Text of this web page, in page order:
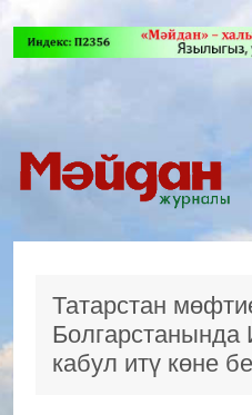
Татарстан
кабул итү көне